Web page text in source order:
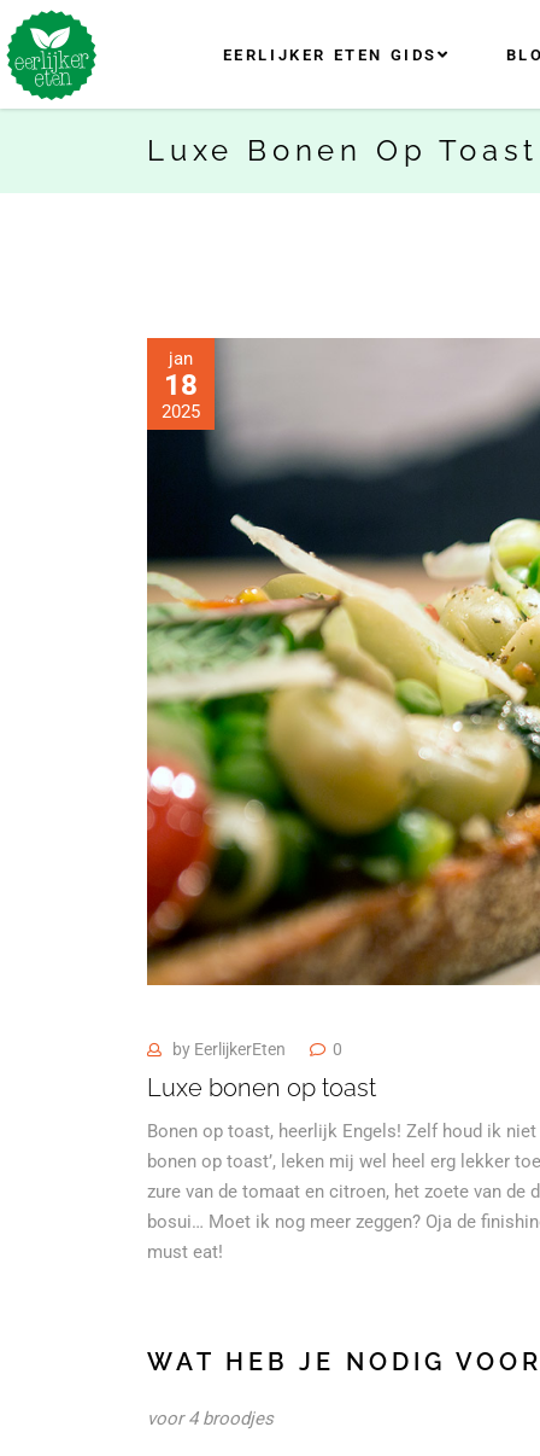
EERLIJKER ETEN GIDS
Luxe Bonen Op Toast
jan
18
2025
by EerlijkerEten 0
Luxe bonen op toast
Bonen op toast, heerlijk Engels! Zelf houd ik
bonen op toast’, leken mij wel heel erg lekker
zure van de tomaat en citroen, het zoete van
bosui… Moet ik nog meer zeggen? Oja de
must eat!
WAT HEB JE NODIG
voor 4 broodjes